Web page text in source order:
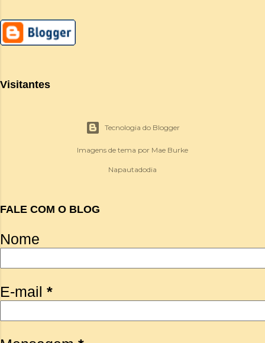
Visitantes
Tecnologia do Blogger
Imagens de tema por Mae Burke
Napautadodia
FALE COM O BLOG
Nome
E-mail *